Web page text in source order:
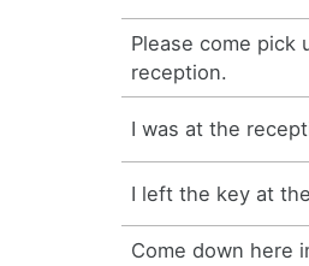
Please come pick
reception.
I was at the
I left the key at
Come down here